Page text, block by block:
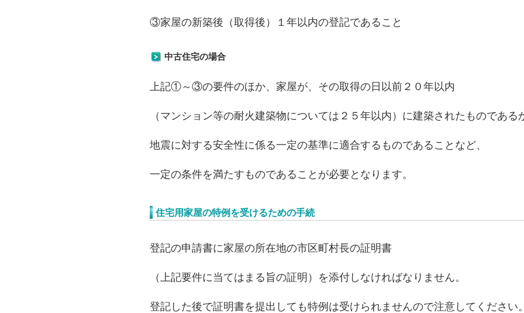
③家屋の新築後（取得後）１年以内の登記であること
中古住宅の場合
上記①～③の要件のほか、家屋が、その取得の日以前２０年以内
（マンション等の耐火建築物については２５年以内）に建築されたものである
地震に対する安全性に係る一定の基準に適合するものであることなど、
一定の条件を満たすものであることが必要となります。
住宅用家屋の特例を受けるための手続
登記の申請書に家屋の所在地の市区町村長の証明書
（上記要件に当てはまる旨の証明）を添付しなければなりません。
登記した後で証明書を提出しても特例は受けられませんので注意してください